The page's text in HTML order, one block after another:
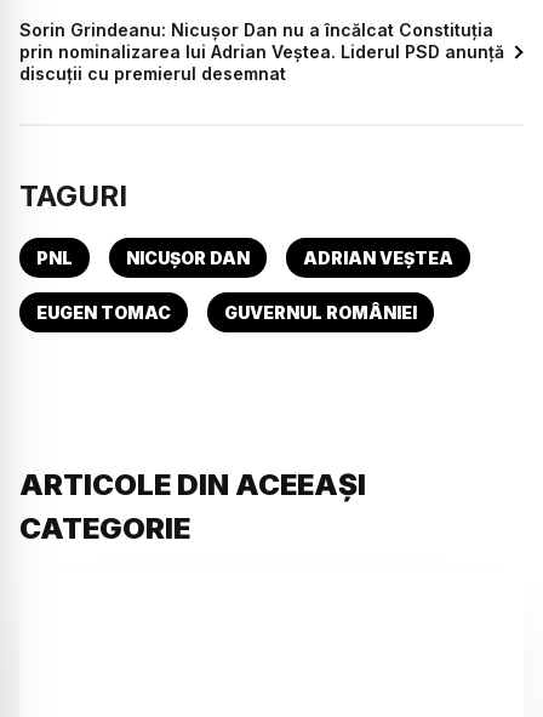
Sorin Grindeanu: Nicușor Dan nu a încălcat Constituția
prin nominalizarea lui Adrian Veștea. Liderul PSD anunță
discuții cu premierul desemnat
TAGURI
PNL NICUȘOR DAN ADRIAN VEȘTEA
EUGEN TOMAC GUVERNUL ROMÂNIEI
ARTICOLE DIN ACEEAȘI
CATEGORIE